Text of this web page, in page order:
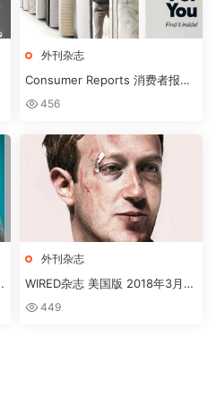
外刊杂志
Consumer Reports 消费者报告
杂志 2018年3月刊下载
456
外刊杂志
WIRED杂志 美国版 2018年3月刊
高清英文版订阅下载
449